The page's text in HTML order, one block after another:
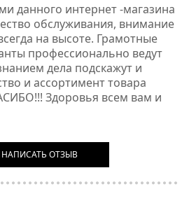
данного интернет -магазина
обслуживания, внимание
на высоте. Грамотные
профессионально ведут
дела подскажут и
и ассортимент товара
Здоровья всем вам и
НАПИСАТЬ ОТЗЫВ